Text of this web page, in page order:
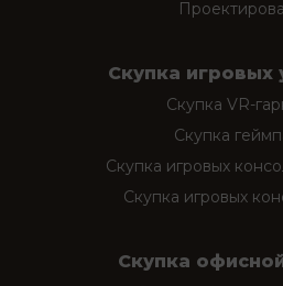
Скупка игровых
Скупка VR-
Скупка
Скупка игровых
Скупка игровых
Скупка